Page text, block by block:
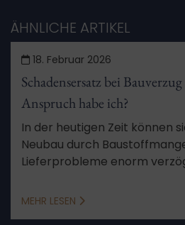
ÄHNLICHE ARTIKEL
18. Februar 2026
Schadensersatz bei
Anspruch habe ich?
In der heutigen Zeit können
Neubau durch
Lieferprobleme enorm
Bauverzug haben.
MEHR LESEN